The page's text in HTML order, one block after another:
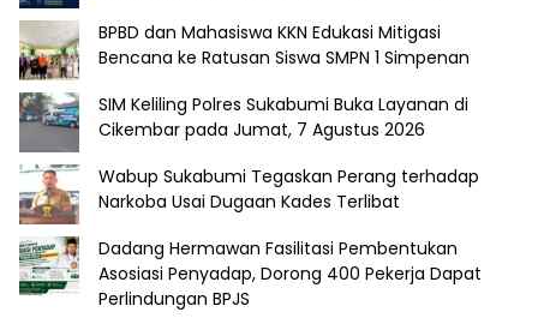
BPBD dan Mahasiswa KKN Edukasi Mitigasi
Bencana ke Ratusan Siswa SMPN 1 Simpenan
SIM Keliling Polres Sukabumi Buka Layanan di
Cikembar pada Jumat, 7 Agustus 2026
Wabup Sukabumi Tegaskan Perang terhadap
Narkoba Usai Dugaan Kades Terlibat
Dadang Hermawan Fasilitasi Pembentukan
Asosiasi Penyadap, Dorong 400 Pekerja Dapat
Perlindungan BPJS